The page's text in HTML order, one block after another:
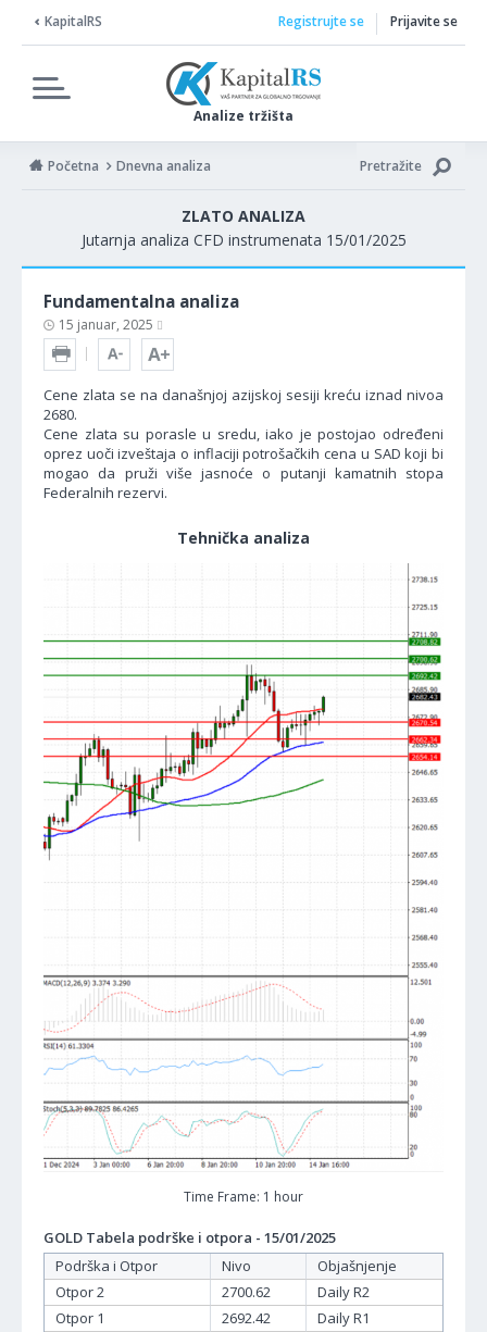
KapitalRS
Analize tržišta
Registrujte se Prijavite se
Početna Dnevna analiza Pretražite
ZLATO ANALIZA
Jutarnja analiza CFD instrumenata 15/01/2025
Fundamentalna analiza
15 januar, 2025
Cene zlata se na današnjoj azijskoj sesiji kreću iznad nivoa
2680.
Cene zlata su porasle u sredu, iako je postojao određeni
oprez uoči izveštaja o inflaciji potrošačkih cena u SAD koji bi
mogao da pruži više jasnoće o putanji kamatnih stopa
Federalnih rezervi.
Tehnička analiza
Time Frame: 1 hour
GOLD Tabela podrške i otpora - 15/01/2025
Podrška i Otpor
Nivo
Objašnjenje
Otpor 2
2700.62
Daily R2
Otpor 1
2692.42
Daily R1